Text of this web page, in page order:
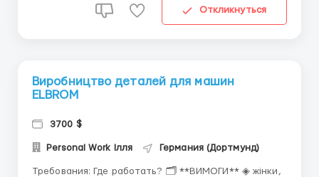
Працевлаштування з 17 рок...
Откликнуться
Виробництво деталей для машин
ELBROM
3700 $
Personal Work Ілля Германия (Дортмунд)
Требования: Где работать? 🗂 **ВИМОГИ** ◈ жінки,